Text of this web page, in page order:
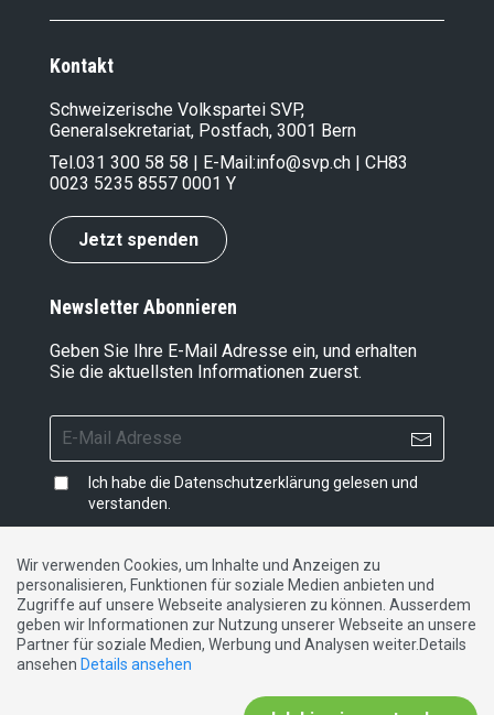
Kontakt
Schweizerische Volkspartei SVP,
Generalsekretariat, Postfach, 3001 Bern
Tel.031 300 58 58 | E-Mail:info@svp.ch | CH83
0023 5235 8557 0001 Y
Jetzt spenden
Newsletter Abonnieren
Geben Sie Ihre E-Mail Adresse ein, und erhalten
Sie die aktuellsten Informationen zuerst.
Ich habe die Datenschutzerklärung gelesen und
verstanden.
Impressum|Datenschutzerklärung|Kontakt
DE FR IT
Wir verwenden Cookies, um Inhalte und Anzeigen zu
personalisieren, Funktionen für soziale Medien anbieten und
Zugriffe auf unsere Webseite analysieren zu können. Ausserdem
geben wir Informationen zur Nutzung unserer Webseite an unsere
Partner für soziale Medien, Werbung und Analysen weiter.Details
ansehen Details ansehen